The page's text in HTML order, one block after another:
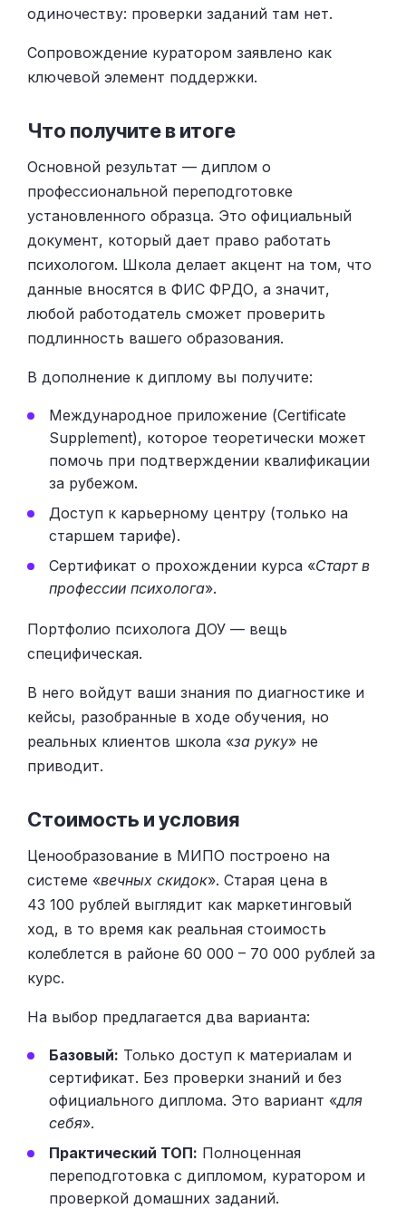
одиночеству: проверки заданий там нет.
Сопровождение куратором заявлено как
ключевой элемент поддержки.
Что получите в итоге
Основной результат — диплом о
профессиональной переподготовке
установленного образца. Это официальный
документ, который дает право работать
психологом. Школа делает акцент на том, что
данные вносятся в ФИС ФРДО, а значит,
любой работодатель сможет проверить
подлинность вашего образования.
В дополнение к диплому вы получите:
Международное приложение (Certificate
Supplement), которое теоретически может
помочь при подтверждении квалификации
за рубежом.
Доступ к карьерному центру (только на
старшем тарифе).
Сертификат о прохождении курса «Старт в
профессии психолога».
Портфолио психолога ДОУ — вещь
специфическая.
В него войдут ваши знания по диагностике и
кейсы, разобранные в ходе обучения, но
реальных клиентов школа «за руку» не
приводит.
Стоимость и условия
Ценообразование в МИПО построено на
системе «вечных скидок». Старая цена в
43 100 рублей выглядит как маркетинговый
ход, в то время как реальная стоимость
колеблется в районе 60 000 – 70 000 рублей за
курс.
На выбор предлагается два варианта:
Базовый: Только доступ к материалам и
сертификат. Без проверки знаний и без
официального диплома. Это вариант «для
себя».
Практический ТОП: Полноценная
переподготовка с дипломом, куратором и
проверкой домашних заданий.